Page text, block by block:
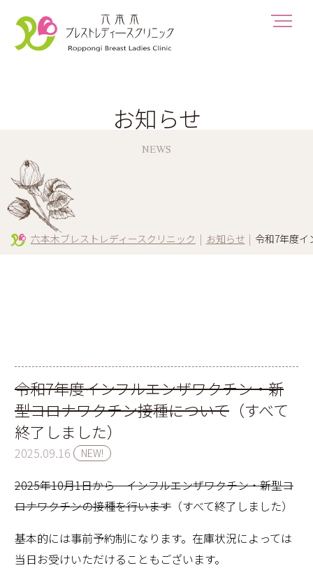
お知らせ
NEWS
六本木ブレストレディースクリニック | お知らせ | 令和7年度イ
令和7年度インフルエンザワクチン・新
型コロナワクチン接種について （すべて
終了しました）
2025.09.16 NEW!
2025年10月1日から インフルエンザワクチン・新型コ
ロナワクチンの接種を行います （すべて終了しました）
基本的には事前予約制になります。在庫状況によっては
当日お受けいただけることもございます。